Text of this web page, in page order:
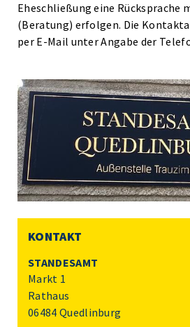
Eheschließung eine Rücksprache
(Beratung) erfolgen. Die
per E-Mail unter Angabe der
KONTAKT
STANDESAMT
Markt 1
Rathaus
06484 Quedlinburg